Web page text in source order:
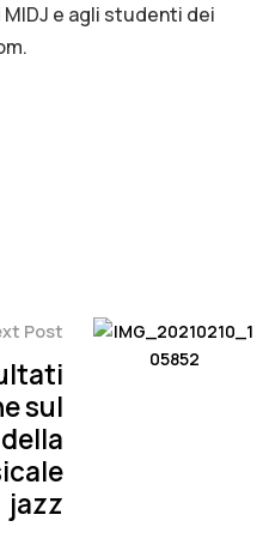
e agli studenti dei
Post
sul
jazz